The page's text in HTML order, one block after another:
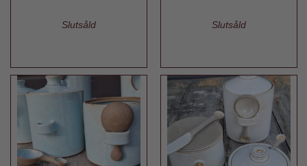
Slutsåld Slutsåld